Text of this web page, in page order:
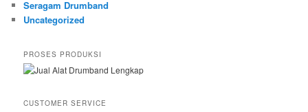
Seragam Drumband
Uncategorized
PROSES PRODUKSI
CUSTOMER SERVICE